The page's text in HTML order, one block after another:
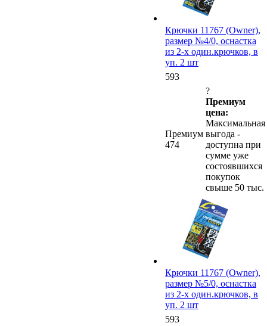
Крючки 11767 (Owner),
размер №4/0, оснастка
из 2-х один.крючков, в
уп. 2 шт
593
Премиум
474
?
Премиум
цена:
Максимальная
выгода -
доступна при
сумме уже
состоявшихся
покупок
свыше 50 тыс.
Крючки 11767 (Owner),
размер №5/0, оснастка
из 2-х один.крючков, в
уп. 2 шт
593